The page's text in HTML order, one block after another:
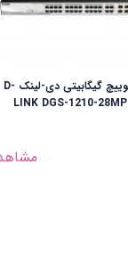
سوییچ گیگابیتی دی-لینک D-
LINK DGS-1210-28MP